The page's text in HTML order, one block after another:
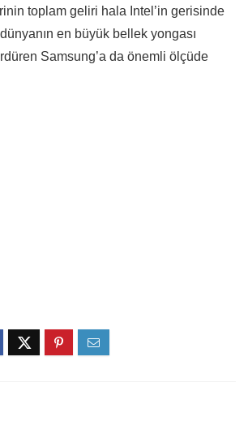
toplam geliri hala Intel’in gerisinde
en büyük bellek yongası
Samsung’a da önemli ölçüde